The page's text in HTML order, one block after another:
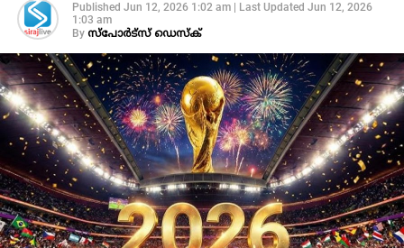
Published Jun 12, 2026 1:02 am| Last Updated Jun 12, 2026
1:03 am
By സ്‌പോര്‍ട്‌സ് ഡെസ്‌ക്‌